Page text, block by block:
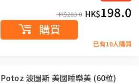
HK$283.0 HK$198.0
購買
已有10人購買
Potoz 波圖斯 美國睡樂美 (60粒)